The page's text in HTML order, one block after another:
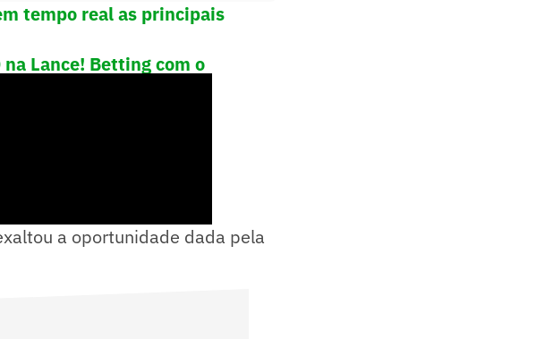
tempo real as principais
Lance! Betting com o
a oportunidade dada pela